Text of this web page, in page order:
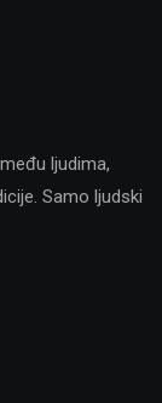
ljudima,
Samo ljudski